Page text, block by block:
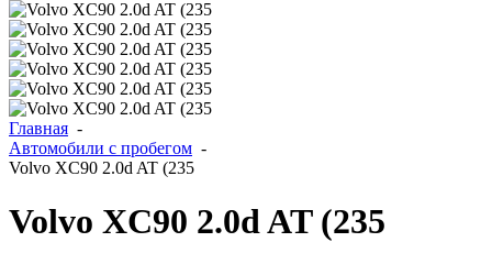
Главная -
Автомобили с пробегом -
Volvo XC90 2.0d AT (235
Volvo XC90 2.0d AT (235